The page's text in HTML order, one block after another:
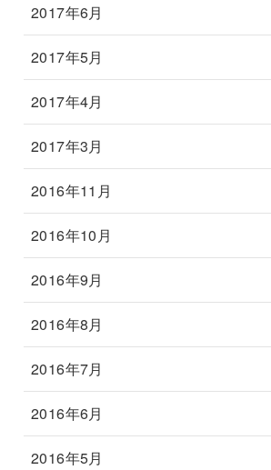
2017年6月
2017年5月
2017年4月
2017年3月
2016年11月
2016年10月
2016年9月
2016年8月
2016年7月
2016年6月
2016年5月